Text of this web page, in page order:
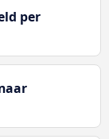
per